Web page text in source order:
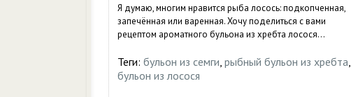
Я думаю, многим нравится рыба лосось: подкопченная,
запечённая или варенная. Хочу поделиться с вами
рецептом ароматного бульона из хребта лосося...
Теги: бульон из семги, рыбный бульон из хребта,
бульон из лосося